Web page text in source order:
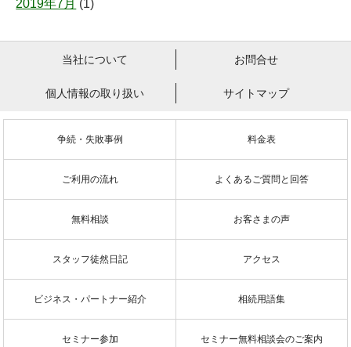
2019年7月 (1)
当社について お問合せ
個人情報の取り扱い サイトマップ
争続・失敗事例 料金表
ご利用の流れ よくあるご質問と回答
無料相談 お客さまの声
スタッフ徒然日記 アクセス
ビジネス・パートナー紹介 相続用語集
セミナー参加 セミナー無料相談会のご案内